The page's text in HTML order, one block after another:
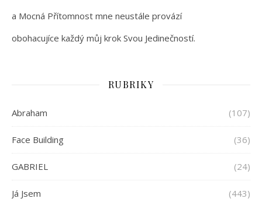
a Mocná Přítomnost mne neustále provází
obohacujíce každý můj krok Svou Jedinečností.
RUBRIKY
Abraham (107)
Face Building (36)
GABRIEL (24)
Já Jsem (443)